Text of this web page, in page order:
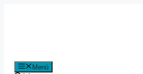
Menü